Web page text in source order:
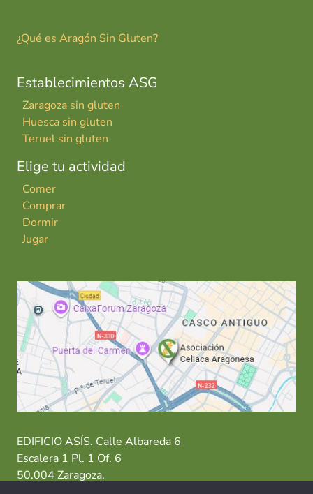
¿Qué es Aragón Sin Gluten?
Establecimientos ASG
Zaragoza sin gluten
Huesca sin gluten
Teruel sin gluten
Elige tu actividad
Comer
Comprar
Dormir
Jugar
EDIFICIO ASÍS. Calle Albareda 6
Escalera 1 Pl. 1 Of. 6
50.004 Zaragoza.